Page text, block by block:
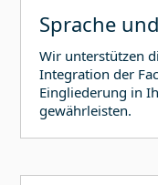
Sprache
Wir unterstützen
Integration der
Eingliederung in
gewährleisten.